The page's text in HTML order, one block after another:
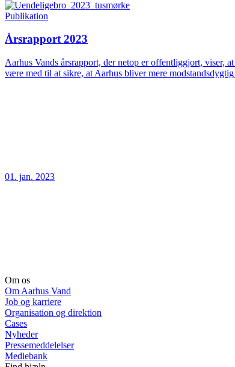
Publikation
Årsrapport 2023
Aarhus Vands årsrapport, der netop er offentliggjort, viser,
være med til at sikre, at Aarhus bliver mere
01. jan. 2023
Om os
Om Aarhus Vand
Job og karriere
Organisation og direktion
Cases
Nyheder
Pressemeddelelser
Mediebank